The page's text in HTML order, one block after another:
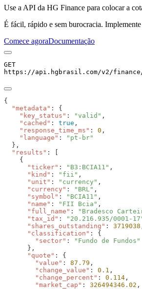
Use a API da HG Finance para colocar a
É fácil, rápido e sem burocracia.
Comece agoraDocumentação
GET
https://api.hgbrasil.com/v2/
  "metadata"
    "key_status"
: "valid"
    "cached"
: true
    "response_time_ms"
: 0
    "language"
:
  "results"
      "ticker"
: "B3:BCIA11"
      "kind"
: "fii"
      "unit"
: "currency"
      "currency"
: "BRL"
      "symbol"
: "BCIA11"
      "name"
: "FII Bcia"
      "full_name"
: "Bradesco
      "tax_id"
: "20.216.935/0001-
      "shares_outstanding"
: 3719038
      "classification"
        "sector"
:
      "quote"
        "value"
: 87.79
        "change_value"
: 0.1
        "change_percent"
: 0.114
        "market_cap"
: 326494346.02